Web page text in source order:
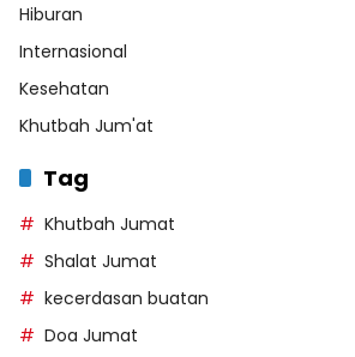
Hiburan
Internasional
Kesehatan
Khutbah Jum'at
Tag
Khutbah Jumat
Shalat Jumat
kecerdasan buatan
Doa Jumat